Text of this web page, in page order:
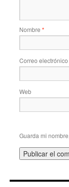
Nombre *
Correo electrónico
Web
Guarda mi